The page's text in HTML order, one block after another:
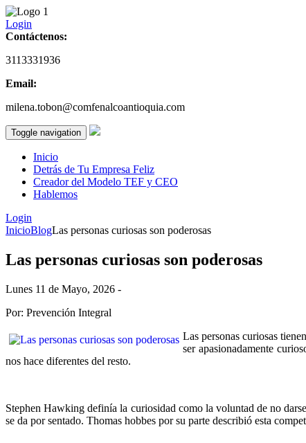
Login
Contáctenos:
3113331936
Email:
milena.tobon@comfenalcoantioquia.com
Toggle navigation
Inicio
Detrás de Tu Empresa Feliz
Creador del Modelo TEF y CEO
Hablemos
Login
InicioBlogLas personas curiosas son poderosas
Las personas curiosas son poderosas
Lunes 11 de Mayo, 2026 -
Por: Prevención Integral
Las personas curiosas
ser apasionadamente
nos hace diferentes del resto.
Stephen Hawking definía la curiosidad como la voluntad de no
se da por sentado. Thomas hobbes por su parte describió esta